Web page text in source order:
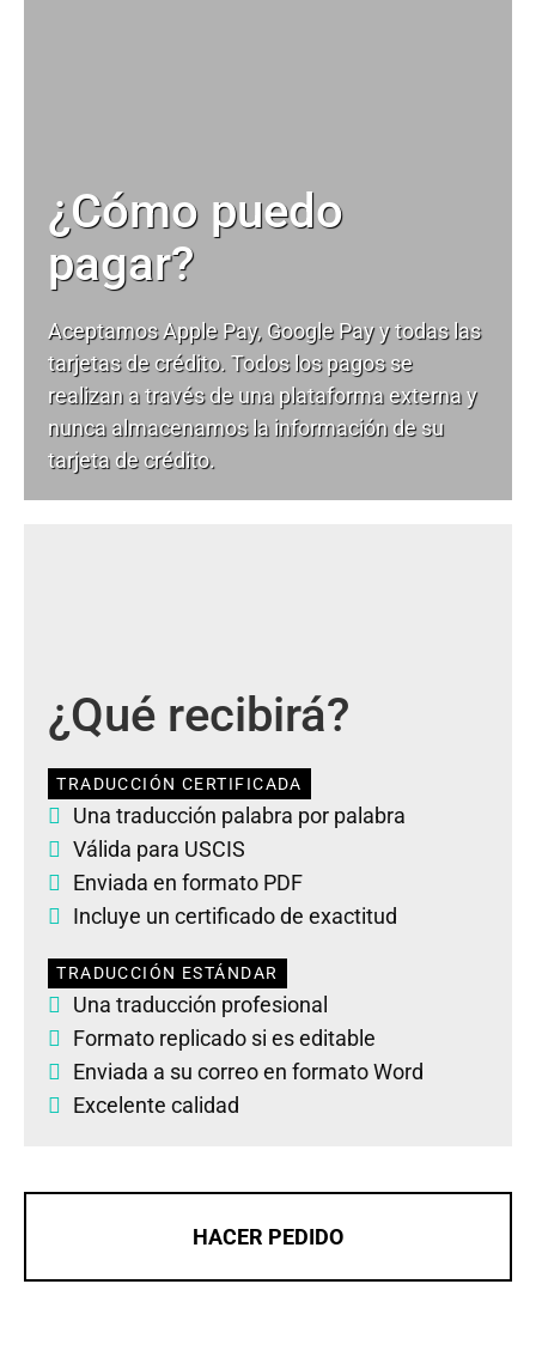
¿Cómo puedo
pagar?
Aceptamos Apple Pay, Google Pay y todas las
tarjetas de crédito. Todos los pagos se
realizan a través de una plataforma externa y
nunca almacenamos la información de su
tarjeta de crédito.
¿Qué recibirá?
TRADUCCIÓN CERTIFICADA
Una traducción palabra por palabra
Válida para USCIS
Enviada en formato PDF
Incluye un certificado de exactitud
TRADUCCIÓN ESTÁNDAR
Una traducción profesional
Formato replicado si es editable
Enviada a su correo en formato Word
Excelente calidad
HACER PEDIDO